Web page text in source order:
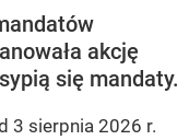
akcję
się mandaty.
3 sierpnia 2026 r.